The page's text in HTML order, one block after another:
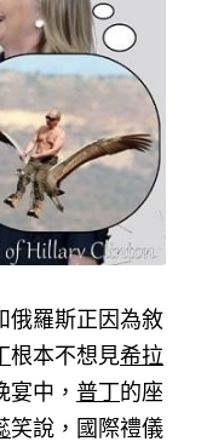
俄羅斯正因為敘
根本不想見希拉
中， 普丁的座
笑說，國際禮儀